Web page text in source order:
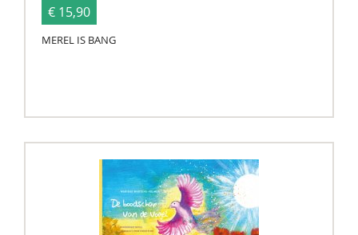
€ 15,90
MEREL IS BANG